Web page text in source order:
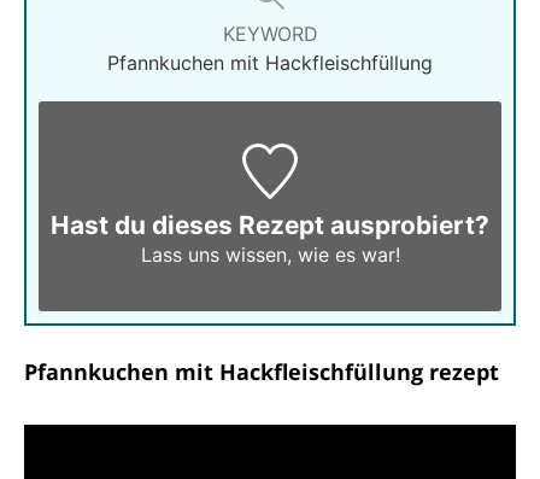
KEYWORD
Pfannkuchen mit Hackfleischfüllung
Hast du dieses Rezept ausprobiert?
Lass uns wissen, wie es war!
Pfannkuchen mit Hackfleischfüllung rezept